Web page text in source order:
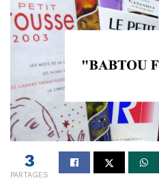
3
PARTAGES